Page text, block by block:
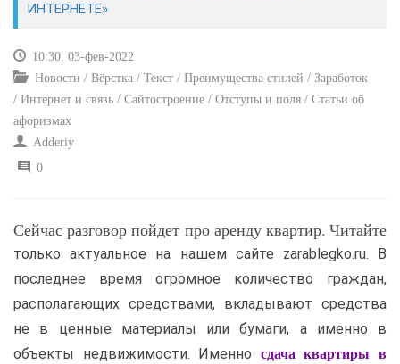
ИНТЕРНЕТ И СВЯЗЬ
ИНТЕРНЕТЕ»
10:30, 03-фев-2022
Новости / Вёрстка / Текст / Преимущества стилей / Заработок
/ Интернет и связь / Сайтостроение / Отступы и поля / Статьи об
афоризмах
Adderiy
0
Сейчас разговор пойдет про аренду квартир. Читайте
только актуальное на нашем сайте zarablegko.ru. В
последнее время огромное количество граждан,
располагающих средствами, вкладывают средства
не в ценные материалы или бумаги, а именно в
объекты недвижимости. Именно сдача квартиры в